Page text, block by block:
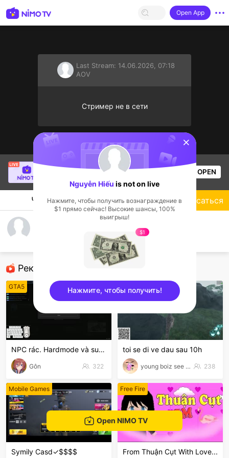
Open App
Last Stream: 14.06.2026, 07:18
AOV
Стример не в сети
Buz Em Bé fr FAIRIES
is live!
OPEN
Чат Стример
Nguyễn Hiếu's Live Channel
Рекомендованные стримеры
GTA5
NPC rác. Hardmode và suyyyyy😭
Gôn 322
toi se di ve dau sau 10h
young boiz see tinh 238
Mobile Games
Symily Casd✓$$$$
Free Fire
From Thuận Cụt With Love...
Подписаться
Open NIMO TV
sentinelStart
Nguyễn Hiếu is not on live
Нажмите, чтобы получить вознаграждение в
$1 прямо сейчас! Высокие шансы, 100%
выигрыш!
$1
Нажмите, чтобы получить!
sentinelEnd